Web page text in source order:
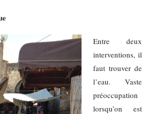
Entre deux
interventions, il
faut trouver de
l’eau. Vaste
préoccupation
lorsqu’on est